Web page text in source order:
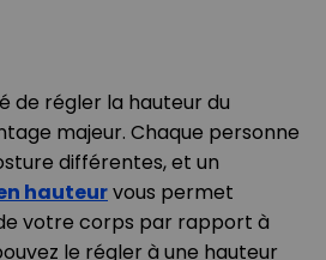
de régler la hauteur du
majeur. Chaque personne
différentes, et un
hauteurvous permet
votre corps par rapport à
le régler à une hauteur